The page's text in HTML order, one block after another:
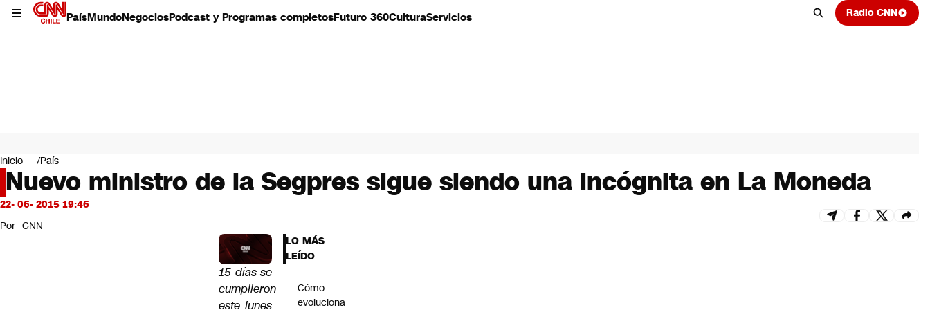
PaísMundoNegociosPodcast y Programas completosFuturo 360CulturaServicios Radio CNN
Mundo
Negocios
Deportes
Programas completos
Servicios
Inicio País
Nuevo ministro de la Segpres sigue siendo una incógnita en La Moneda
22- 06- 2015 19:46
Por CNN
15 días se
cumplieron
este lunes
LO MÁS
LEÍDO
Cómo
evoluciona